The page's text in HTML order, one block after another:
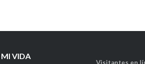
MI VIDA